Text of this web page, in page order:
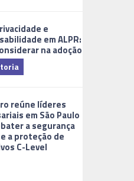
e
em ALPR:
na adoção
reúne líderes
em São Paulo
a segurança
a proteção de
C-Level